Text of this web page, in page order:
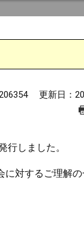
更新日：
しました。
対するご理解の